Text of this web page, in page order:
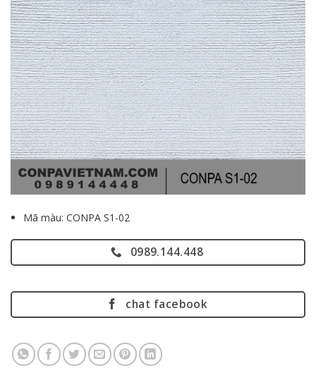
Mã màu: CONPA S1-02
0989.144.448
chat facebook